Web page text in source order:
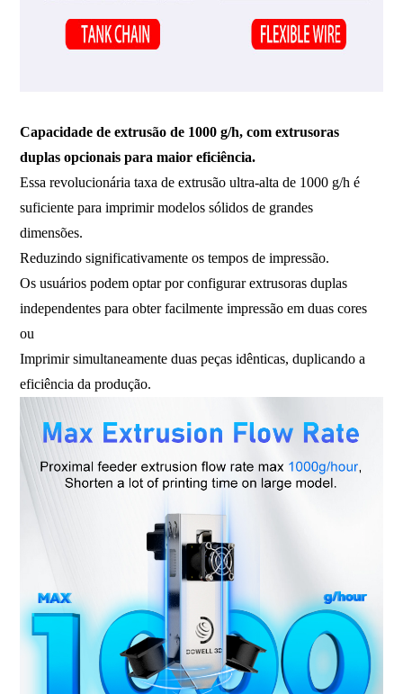
Capacidade de extrusão de 1000 g/h, com extrusoras
duplas opcionais para maior eficiência.
Essa revolucionária taxa de extrusão ultra-alta de 1000 g/h é
suficiente para imprimir modelos sólidos de grandes
dimensões.
Reduzindo significativamente os tempos de impressão.
Os usuários podem optar por configurar extrusoras duplas
independentes para obter facilmente impressão em duas cores
ou
Imprimir simultaneamente duas peças idênticas, duplicando a
eficiência da produção.